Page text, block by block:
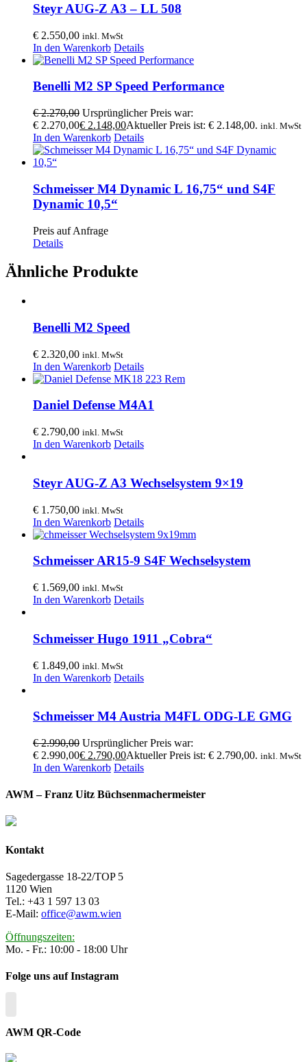
Steyr AUG-Z A3 – LL 508
€ 2.550,00 inkl. MwSt
In den Warenkorb Details
Benelli M2 SP Speed Performance
€2.270,00 Ursprünglicher Preis war:
€ 2.270,00€ 2.148,00Aktueller Preis ist: € 2.148,00. inkl. MwSt
In den Warenkorb Details
Schmeisser M4 Dynamic L 16,75“ und S4F
Dynamic 10,5“
Preis auf Anfrage
Details
Ähnliche Produkte
Benelli M2 Speed
€ 2.320,00 inkl. MwSt
In den Warenkorb Details
Daniel Defense M4A1
€ 2.790,00 inkl. MwSt
In den Warenkorb Details
Steyr AUG-Z A3 Wechselsystem 9×19
€ 1.750,00 inkl. MwSt
In den Warenkorb Details
Schmeisser AR15-9 S4F Wechselsystem
€ 1.569,00 inkl. MwSt
In den Warenkorb Details
Schmeisser Hugo 1911 „Cobra“
€ 1.849,00 inkl. MwSt
In den Warenkorb Details
Schmeisser M4 Austria M4FL ODG-LE GMG
€2.990,00 Ursprünglicher Preis war:
€ 2.990,00€ 2.790,00Aktueller Preis ist: € 2.790,00. inkl. MwSt
In den Warenkorb Details
AWM – Franz Uitz Büchsenmachermeister
Kontakt
Sagedergasse 18-22/TOP 5
1120 Wien
Tel.: +43 1 597 13 03
E-Mail: office@awm.wien
Öffnungszeiten:
Mo. - Fr.: 10:00 - 18:00 Uhr
Folge uns auf Instagram
AWM QR-Code